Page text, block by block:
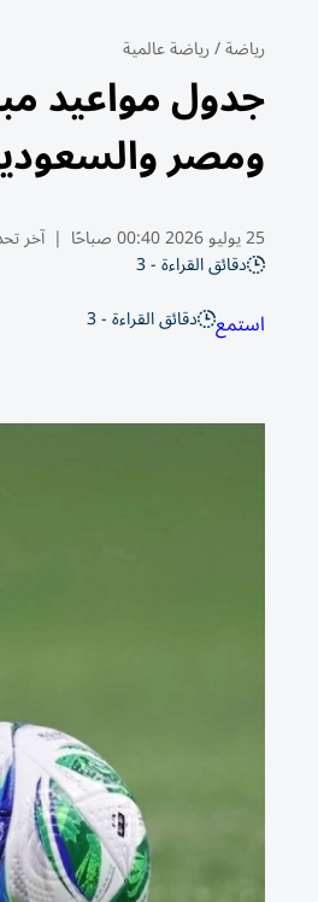
رياضة/رياضة عالمية
جدول مواعيد
ومصر
25 يوليو 2026 00:40 صباحًا | آخر
دقائق القراءة - 3
استمع دقائق القراءة - 3